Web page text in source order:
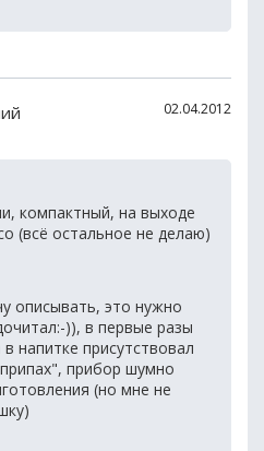
02.04.2012
компактный, на выходе
(всё остальное не делаю)
описывать, это нужно
)), в первые разы
напитке присутствовал
прибор шумно
(но мне не